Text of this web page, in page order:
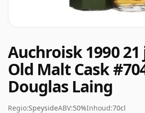
Auchroisk 1990
Old Malt Cask
Douglas Laing
Regio:SpeysideABV:50%Inhoud:70cl